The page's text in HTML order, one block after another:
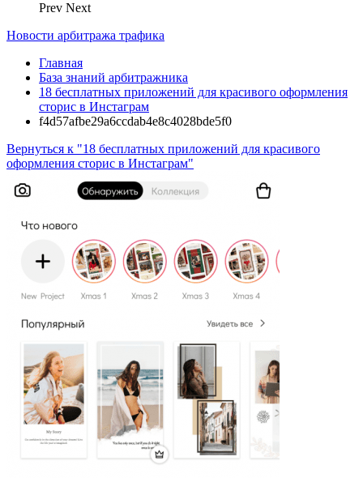
Prev Next
Новости арбитража трафика
Главная
База знаний арбитражника
18 бесплатных приложений для красивого оформления
сторис в Инстаграм
f4d57afbe29a6ccdab4e8c4028bde5f0
Вернуться к "18 бесплатных приложений для красивого
оформления сторис в Инстаграм"